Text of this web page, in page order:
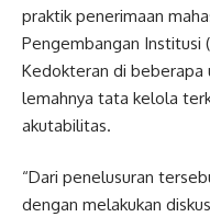
praktik penerimaan
Pengembangan Institusi
Kedokteran di beberapa
lemahnya tata kelola
akutabilitas.
“Dari penelusuran
dengan melakukan